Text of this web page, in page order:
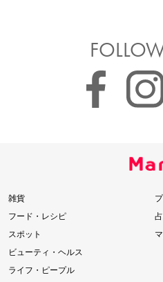
雑貨
フード・レシピ
スポット
ビューティ・ヘルス
ライフ・ピープル